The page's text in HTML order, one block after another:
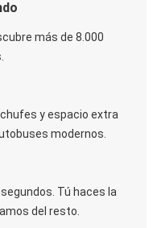
más de 8.000
y espacio extra
modernos.
Tú haces la
del resto.